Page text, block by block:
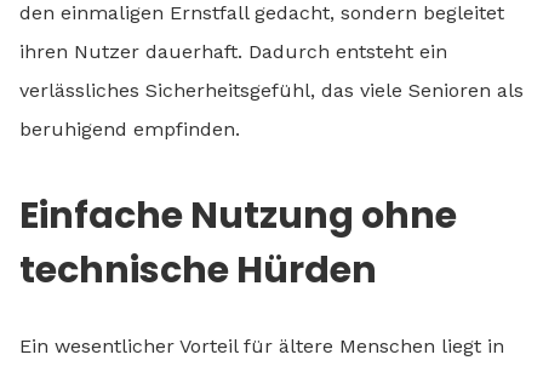
den einmaligen Ernstfall gedacht, sondern begleitet
ihren Nutzer dauerhaft. Dadurch entsteht ein
verlässliches Sicherheitsgefühl, das viele Senioren als
beruhigend empfinden.
Einfache Nutzung ohne
technische Hürden
Ein wesentlicher Vorteil für ältere Menschen liegt in